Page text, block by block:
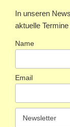
In unseren
aktuelle
Name
Email